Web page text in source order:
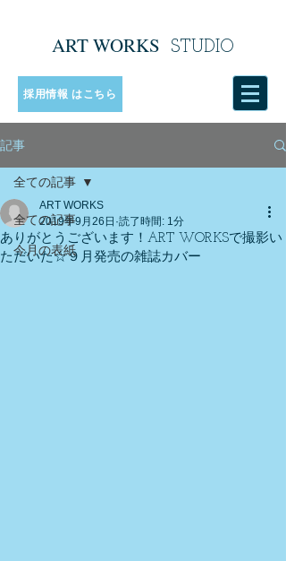
ART WORKS STUDIO
採用情報 はこちら
記事
全ての記事
今月の表紙
全ての記事
ありがとうございます！ART WORKSで撮影い
ただいた☆９月発売の雑誌カバー
ART WORKS
2019年9月26日 読了時間: 1分